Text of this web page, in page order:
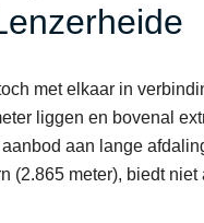
met elkaar in
liggen en bovenal
aan lange
(2.865 meter), biedt